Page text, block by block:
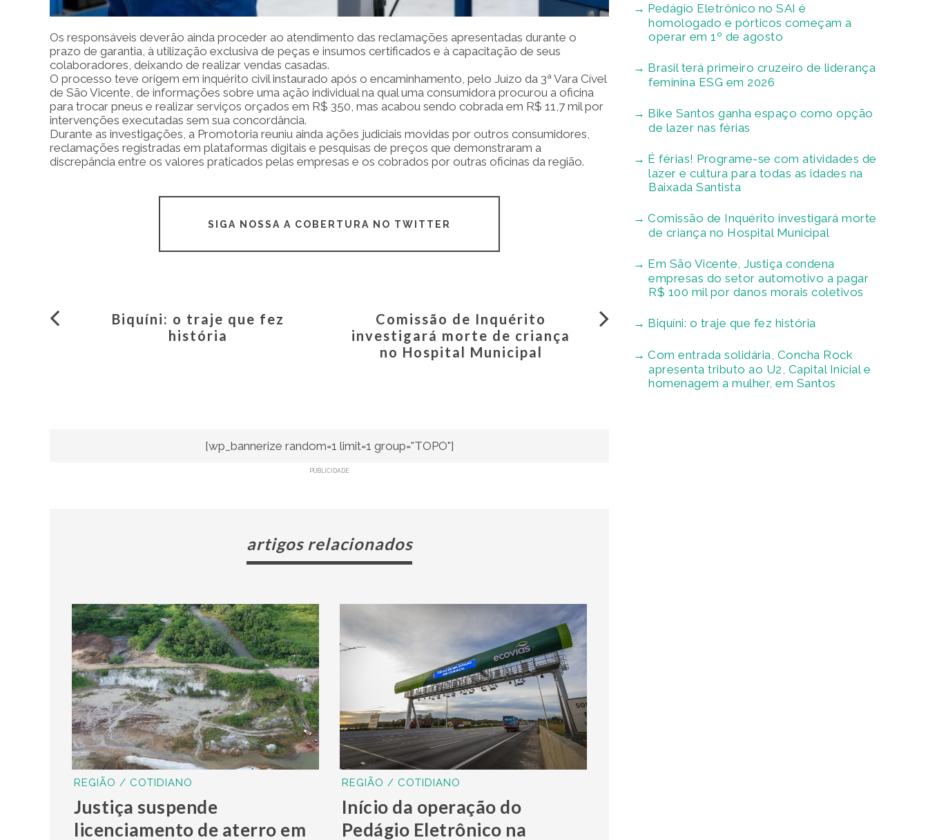
Os responsáveis deverão ainda proceder ao atendimento das reclamações apresentadas durante o
prazo de garantia, à utilização exclusiva de peças e insumos certificados e à capacitação de seus
colaboradores, deixando de realizar vendas casadas.
O processo teve origem em inquérito civil instaurado após o encaminhamento, pelo Juízo da 3ª Vara Cível
de São Vicente, de informações sobre uma ação individual na qual uma consumidora procurou a oficina
para trocar pneus e realizar serviços orçados em R$ 350, mas acabou sendo cobrada em R$ 11,7 mil por
intervenções executadas sem sua concordância.
Durante as investigações, a Promotoria reuniu ainda ações judiciais movidas por outros consumidores,
reclamações registradas em plataformas digitais e pesquisas de preços que demonstraram a
discrepância entre os valores praticados pelas empresas e os cobrados por outras oficinas da região.
SIGA NOSSA A COBERTURA NO TWITTER
Biquíni: o traje que fez
história
Comissão de Inquérito
investigará morte de criança
no Hospital Municipal
[wp_bannerize random=1 limit=1 group="TOPO"]
PUBLICIDADE
artigos relacionados
REGIÃO / COTIDIANO
Justiça suspende
licenciamento de aterro em
REGIÃO / COTIDIANO
Início da operação do
Pedágio Eletrônico na
Pedágio Eletrônico no SAI é
homologado e pórticos começam a
operar em 1º de agosto
Brasil terá primeiro cruzeiro de liderança
feminina ESG em 2026
Bike Santos ganha espaço como opção
de lazer nas férias
É férias! Programe-se com atividades de
lazer e cultura para todas as idades na
Baixada Santista
Comissão de Inquérito investigará morte
de criança no Hospital Municipal
Em São Vicente, Justiça condena
empresas do setor automotivo a pagar
R$ 100 mil por danos morais coletivos
Biquíni: o traje que fez história
Com entrada solidária, Concha Rock
apresenta tributo ao U2, Capital Inicial e
homenagem a mulher, em Santos